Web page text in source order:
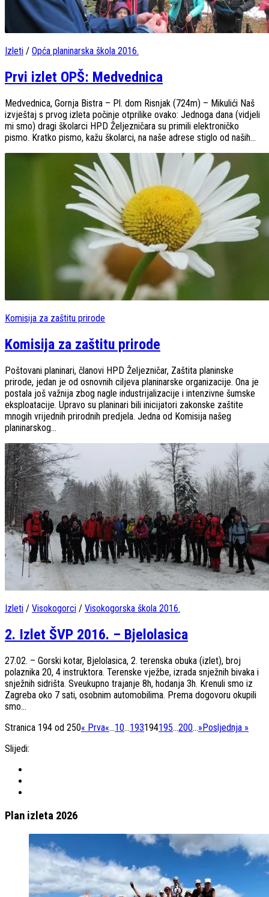
Izleti / Opća planinarska škola 2016.
Prvi izlet OPŠ: Medvednica
Medvednica, Gornja Bistra – Pl. dom Risnjak (724m) – Mikulići Naš
izvještaj s prvog izleta počinje otprilike ovako: Jednoga dana (vidjeli
mi smo) dragi školarci HPD Željezničara su primili elektroničko
pismo. Kratko pismo, kažu školarci, na naše adrese stiglo od naših...
Komisija za zaštitu prirode
Komisija za zaštitu prirode
Poštovani planinari, članovi HPD Željezničar, Zaštita planinske
prirode, jedan je od osnovnih ciljeva planinarske organizacije. Ona je
postala još važnija zbog nagle industrijalizacije i intenzivne šumske
eksploatacije. Upravo su planinari bili inicijatori zakonske zaštite
mnogih vrijednih prirodnih predjela. Jedna od Komisija našeg
planinarskog...
Izleti / Visokogorci / Visokogorska škola 2016.
2. Izlet ŠVP 2016. – Bjelolasica
27.02. – Gorski kotar, Bjelolasica, 2. terenska obuka (izlet), broj
polaznika 20, 4 instruktora. Terenske vježbe, izrada snježnih bivaka i
snježnih sidrišta. Sveukupno trajanje 8h, hodanja 3h. Krenuli smo iz
Zagreba oko 7 sati, osobnim automobilima. Prema dogovoru okupili
smo...
Stranica 194 od 250« Prva«...10...193194195...200...»Posljednja »
Slijedi:
Plan izleta 2026